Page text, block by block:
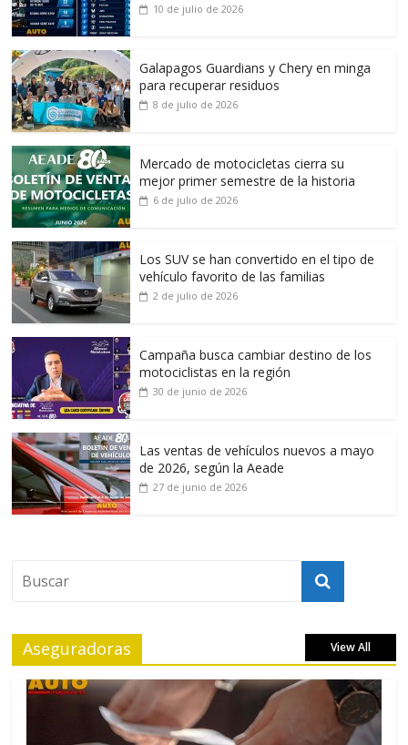
10 de julio de 2026
Galapagos Guardians y Chery en minga
para recuperar residuos
8 de julio de 2026
Mercado de motocicletas cierra su
mejor primer semestre de la historia
6 de julio de 2026
Los SUV se han convertido en el tipo de
vehículo favorito de las familias
2 de julio de 2026
Campaña busca cambiar destino de los
motociclistas en la región
30 de junio de 2026
Las ventas de vehículos nuevos a mayo
de 2026, según la Aeade
27 de junio de 2026
Aseguradoras View All